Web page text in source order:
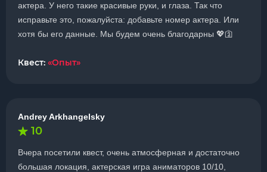
актера. У него такие красивые руки, и глаза. Так что
исправьте это, пожалуйста: добавьте номер актера. Или
хотя бы его данные. Мы будем очень благодарны 💖🛐
Квест: «Опыт»
Andrey Arkhangelsky
10
Вчера посетили квест, очень атмосферная и достаточно
большая локация, актерская игра аниматоров 10/10,